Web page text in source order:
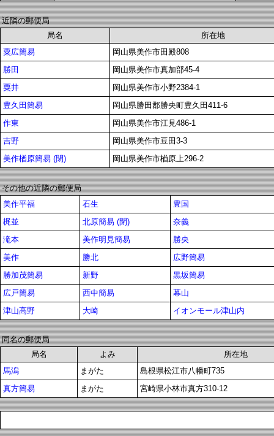
近隣の郵便局
局名
所在地
粟広簡易
岡山県美作市田殿808
勝田
岡山県美作市真加部45-4
粟井
岡山県美作市小野2384-1
豊久田簡易
岡山県勝田郡勝央町豊久田411-6
作東
岡山県美作市江見486-1
吉野
岡山県美作市豆田3-3
美作楢原簡易 (閉)
岡山県美作市楢原上296-2
その他の近隣の郵便局
美作平福
石生
豊国
梶並
北原簡易 (閉)
奈義
滝本
美作明見簡易
勝央
美作
勝北
広野簡易
勝加茂簡易
新野
黒坂簡易
広戸簡易
西中簡易
幕山
津山高野
大崎 イオンモール津山内
同名の郵便局
局名
よみ
所在地
馬潟
まがた
島根県松江市八幡町735
真方簡易
まがた 宮崎県小林市真方310-12